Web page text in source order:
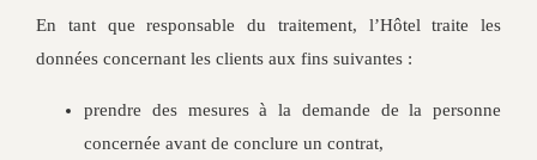
En tant que responsable du traitement, l’Hôtel traite les
données concernant les clients aux fins suivantes :
prendre des mesures à la demande de la personne
concernée avant de conclure un contrat,